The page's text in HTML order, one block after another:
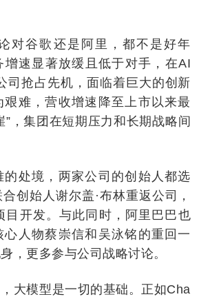
谷歌还是阿里，都不是好年
增速显著放缓且低于对手，在AI
司抢占先机，面临着巨大的创新
艰难，营收增速降至上市以来最
”，集团在短期压力和长期战略间
处境，两家公司的创始人都选
创始人谢尔盖·布林重返公司，
目开发。与此同时，阿里巴巴也
人物蔡崇信和吴泳铭的重回一
，更多参与公司战略讨论。
模型是一切的基础。正如Cha